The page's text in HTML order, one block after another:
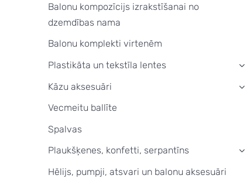
Balonu kompozīcijs izrakstīšanai no
dzemdības nama
Balonu komplekti virtenēm
Plastikāta un tekstīla lentes
›
Kāzu aksesuāri ›
Vecmeitu ballīte
Spalvas
Plaukšķenes, konfetti, serpantīns
›
Hēlijs, pumpji, atsvari un balonu aksesuāri